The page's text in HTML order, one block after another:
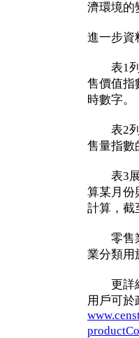
濟環境的
進一步資
表1列
售價值指
時數字。
表2列
售量指數
表3展
算某月份
計算，截
零售業
業分類用
更詳細
用戶可於